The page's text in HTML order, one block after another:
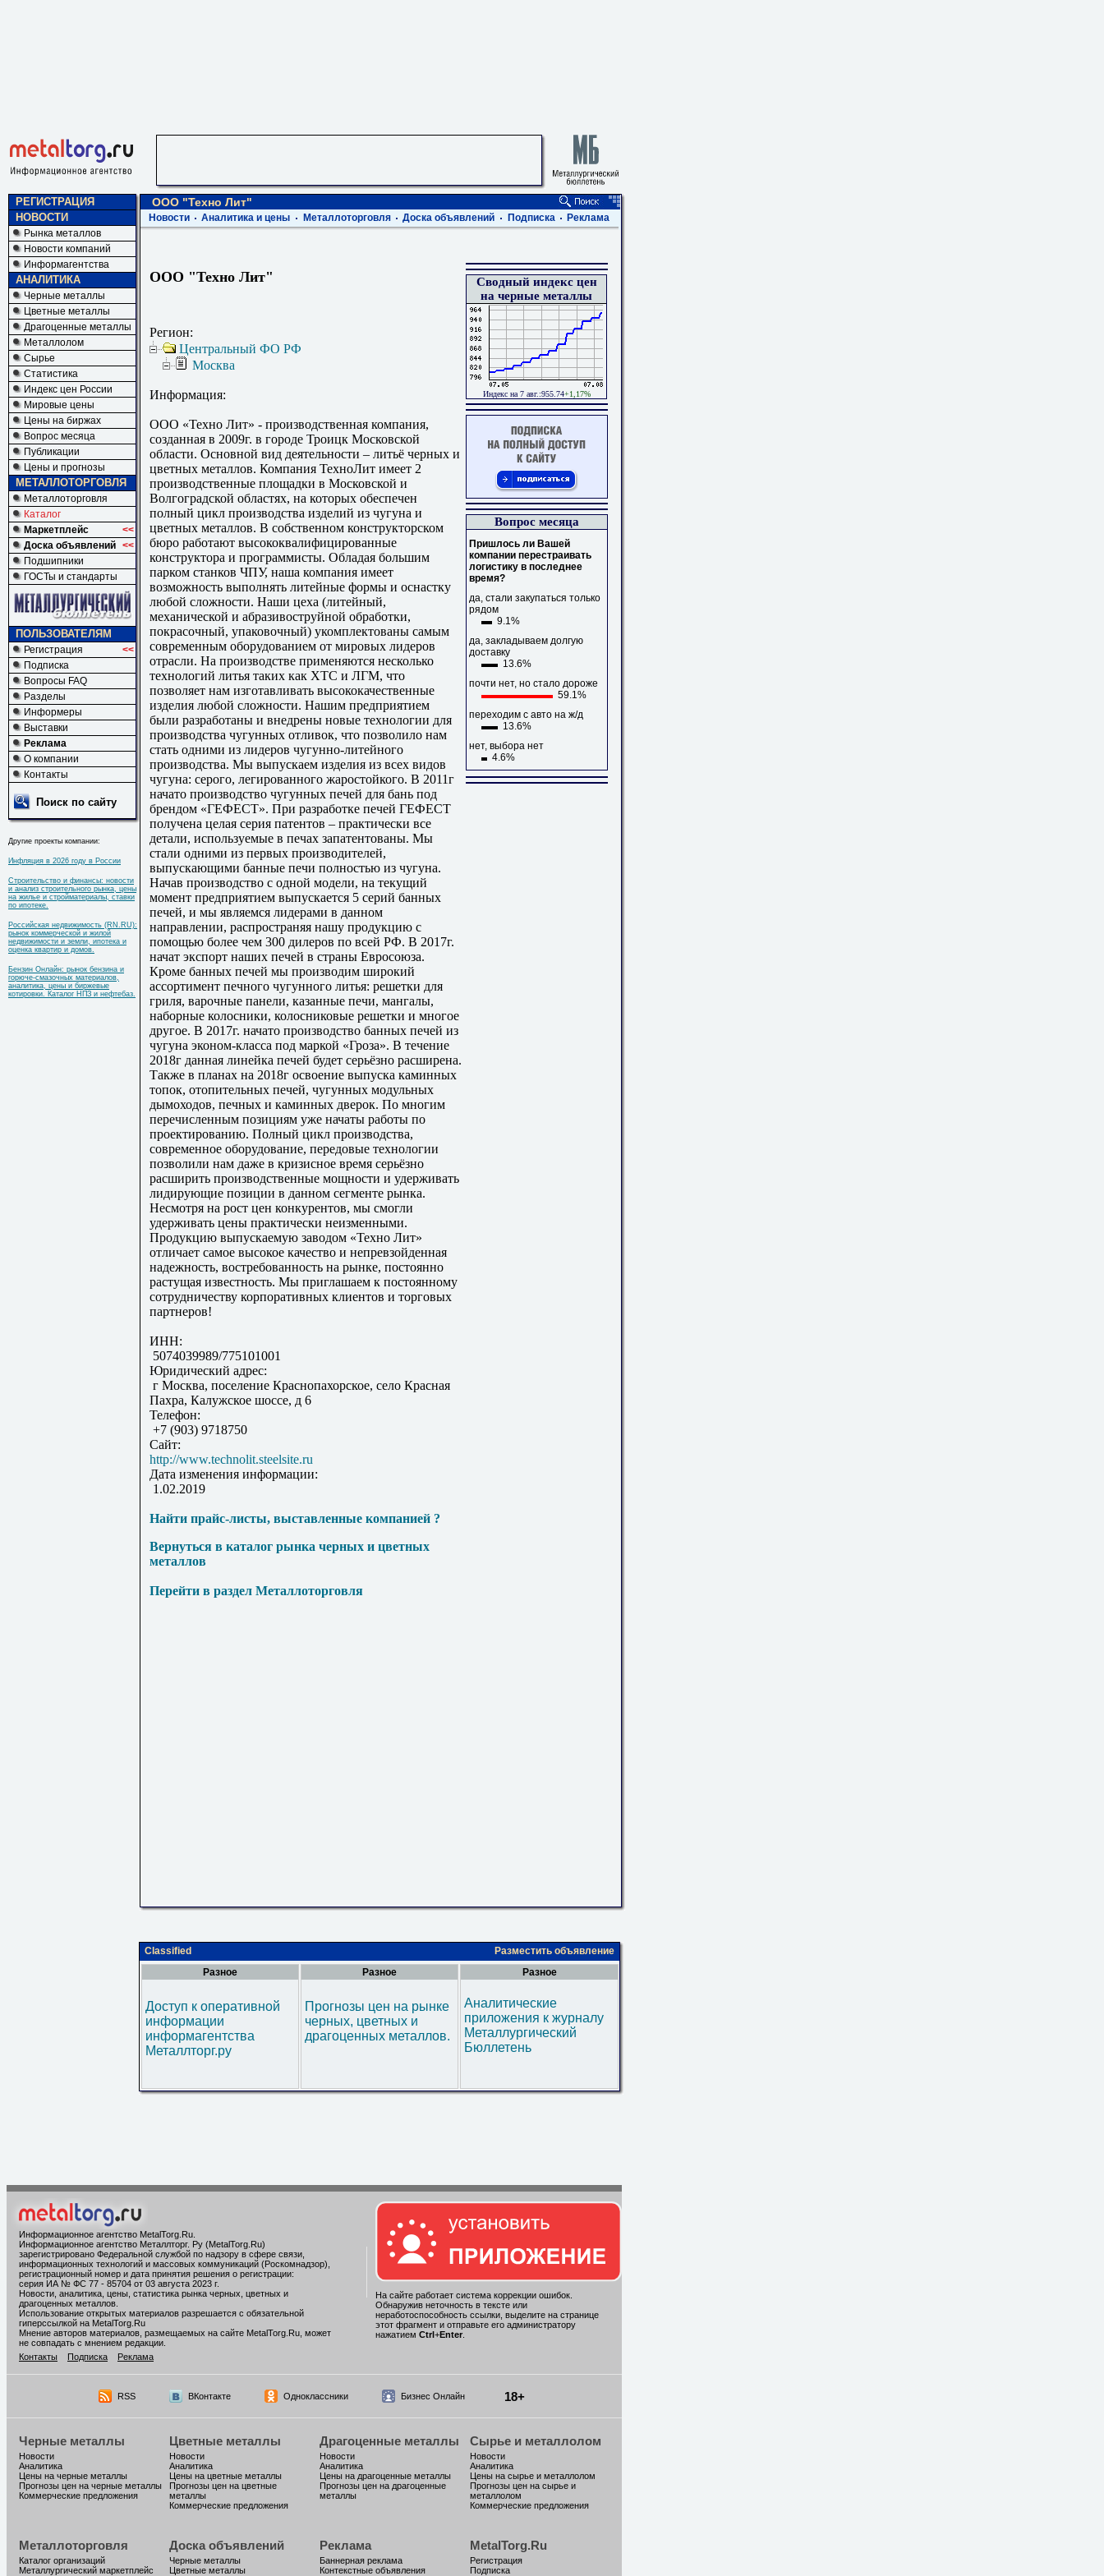
РЕГИСТРАЦИЯ
НОВОСТИ
Рынка металлов
Новости компаний
Информагентства
АНАЛИТИКА
Черные металлы
Цветные металлы
Драгоценные металлы
Металлолом
Сырье
Статистика
Индекс цен России
Мировые цены
Цены на биржах
Вопрос месяца
Публикации
Цены и прогнозы
МЕТАЛЛОТОРГОВЛЯ
Металлоторговля
Каталог
Маркетплейс
<<
Доска объявлений <<
Подшипники
ГОСТы и стандарты
ПОЛЬЗОВАТЕЛЯМ
Регистрация
<<
Подписка
Вопросы FAQ
Разделы
Информеры
Выставки
Реклама
О компании
Контакты
Поиск по сайту
Другие проекты компании:
Инфляция в 2026 году в России
Строительство и финансы: новости
и анализ строительного рынка, цены
на жилье и стройматериалы, ставки
по ипотеке.
Российская недвижимость (RN.RU):
рынок коммерческой и жилой
недвижимости и земли, ипотека и
оценка квартир и домов.
Бензин Онлайн: рынок бензина и
горюче-смазочных материалов,
аналитика, цены и биржевые
котировки. Каталог НПЗ и нефтебаз.
ООО "Техно Лит"
Новости Аналитика и цены Металлоторговля Доска объявлений Подписка Реклама
ООО "Техно Лит"
Регион:
Центральный ФО РФ
Москва
Информация:
ООО «Техно Лит» - производственная компания,
созданная в 2009г. в городе Троицк Московской
области. Основной вид деятельности – литьё черных и
цветных металлов. Компания ТехноЛит имеет 2
производственные площадки в Московской и
Волгоградской областях, на которых обеспечен
полный цикл производства изделий из чугуна и
цветных металлов. В собственном конструкторском
бюро работают высококвалифицированные
конструктора и программисты. Обладая большим
парком станков ЧПУ, наша компания имеет
возможность выполнять литейные формы и оснастку
любой сложности. Наши цеха (литейный,
механической и абразивоструйной обработки,
покрасочный, упаковочный) укомплектованы самым
современным оборудованием от мировых лидеров
отрасли. На производстве применяются несколько
технологий литья таких как ХТС и ЛГМ, что
позволяет нам изготавливать высококачественные
изделия любой сложности. Нашим предприятием
были разработаны и внедрены новые технологии для
производства чугунных отливок, что позволило нам
стать одними из лидеров чугунно-литейного
производства. Мы выпускаем изделия из всех видов
чугуна: серого, легированного жаростойкого. В 2011г
начато производство чугунных печей для бань под
брендом «ГЕФЕСТ». При разработке печей ГЕФЕСТ
получена целая серия патентов – практически все
детали, используемые в печах запатентованы. Мы
стали одними из первых производителей,
выпускающими банные печи полностью из чугуна.
Начав производство с одной модели, на текущий
момент предприятием выпускается 5 серий банных
печей, и мы являемся лидерами в данном
направлении, распространяя нашу продукцию с
помощью более чем 300 дилеров по всей РФ. В 2017г.
начат экспорт наших печей в страны Евросоюза.
Кроме банных печей мы производим широкий
ассортимент печного чугунного литья: решетки для
гриля, варочные панели, казанные печи, мангалы,
наборные колосники, колосниковые решетки и многое
другое. В 2017г. начато производство банных печей из
чугуна эконом-класса под маркой «Гроза». В течение
2018г данная линейка печей будет серьёзно расширена.
Также в планах на 2018г освоение выпуска каминных
топок, отопительных печей, чугунных модульных
дымоходов, печных и каминных дверок. По многим
перечисленным позициям уже начаты работы по
проектированию. Полный цикл производства,
современное оборудование, передовые технологии
позволили нам даже в кризисное время серьёзно
расширить производственные мощности и удерживать
лидирующие позиции в данном сегменте рынка.
Несмотря на рост цен конкурентов, мы смогли
удерживать цены практически неизменными.
Продукцию выпускаемую заводом «Техно Лит»
отличает самое высокое качество и непревзойденная
надежность, востребованность на рынке, постоянно
растущая известность. Мы приглашаем к постоянному
сотрудничеству корпоративных клиентов и торговых
партнеров!
ИНН:
5074039989/775101001
Юридический адрес:
г Москва, поселение Краснопахорское, село Красная
Пахра, Калужское шоссе, д 6
Телефон:
+7 (903) 9718750
Сайт:
http://www.technolit.steelsite.ru
Дата изменения информации:
1.02.2019
Найти прайс-листы, выставленные компанией ?
Вернуться в каталог рынка черных и цветных
металлов
Перейти в раздел Металлоторговля
Сводный индекс цен
на черные металлы
Индекс на 7 авг.:955.74+1,17%
Вопрос месяца
Пришлось ли Вашей
компании перестраивать
логистику в последнее
время?
да, стали закупаться только
рядом
9.1%
да, закладываем долгую
доставку
13.6%
почти нет, но стало дороже
59.1%
переходим с авто на ж/д
13.6%
нет, выбора нет
4.6%
Classified
Разместить объявление
Разное
Доступ к оперативной
информации
информагентства
Металлторг.ру
Разное
Прогнозы цен на рынке
черных, цветных и
драгоценных металлов.
Разное
Аналитические
приложения к журналу
Металлургический
Бюллетень
Информационное агентство MetalTorg.Ru
Информационное агентство Металлторг. Ру (MetalTorg.Ru)
зарегистрировано Федеральной службой по надзору в сфере связи,
информационных технологий и массовых коммуникаций (Роскомнадзор),
регистрационный номер и дата принятия решения о регистрации:
серия ИА № ФС 77 - 85704 от 03 августа 2023 г.
Новости, аналитика, цены, статистика рынка черных, цветных и
драгоценных металлов.
Использование открытых материалов разрешается с обязательной
гиперссылкой на MetalTorg.Ru
Мнение авторов материалов, размещаемых на сайте MetalTorg.Ru, может
не совпадать с мнением редакции.
Контакты
Подписка Реклама
На сайте работает система коррекции ошибок.
Обнаружив неточность в тексте или
неработоспособность ссылки, выделите на странице
этот фрагмент и отправьте его администратору
нажатием Ctrl +Enter.
RSS ВКонтакте Одноклассники Бизнес Онлайн 18+
Черные металлы
Новости
Аналитика
Цены на черные металлы
Прогнозы цен на черные металлы
Коммерческие предложения
Цветные металлы
Новости
Аналитика
Цены на цветные металлы
Прогнозы цен на цветные
металлы
Коммерческие предложения
Драгоценные металлы
Новости
Аналитика
Цены на драгоценные металлы
Прогнозы цен на драгоценные
металлы
Сырье и металлолом
Новости
Аналитика
Цены на сырье и металлолом
Прогнозы цен на сырье и
металлолом
Коммерческие предложения
Металлоторговля
Каталог организаций
Металлургический маркетплейс
Доска объявлений
Черные металлы
Цветные металлы
Реклама
Баннерная реклама
Контекстные объявления
MetalTorg.Ru
Регистрация
Подписка